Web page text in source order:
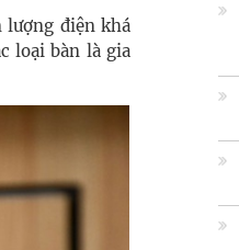
lượng điện khá
loại bàn là gia